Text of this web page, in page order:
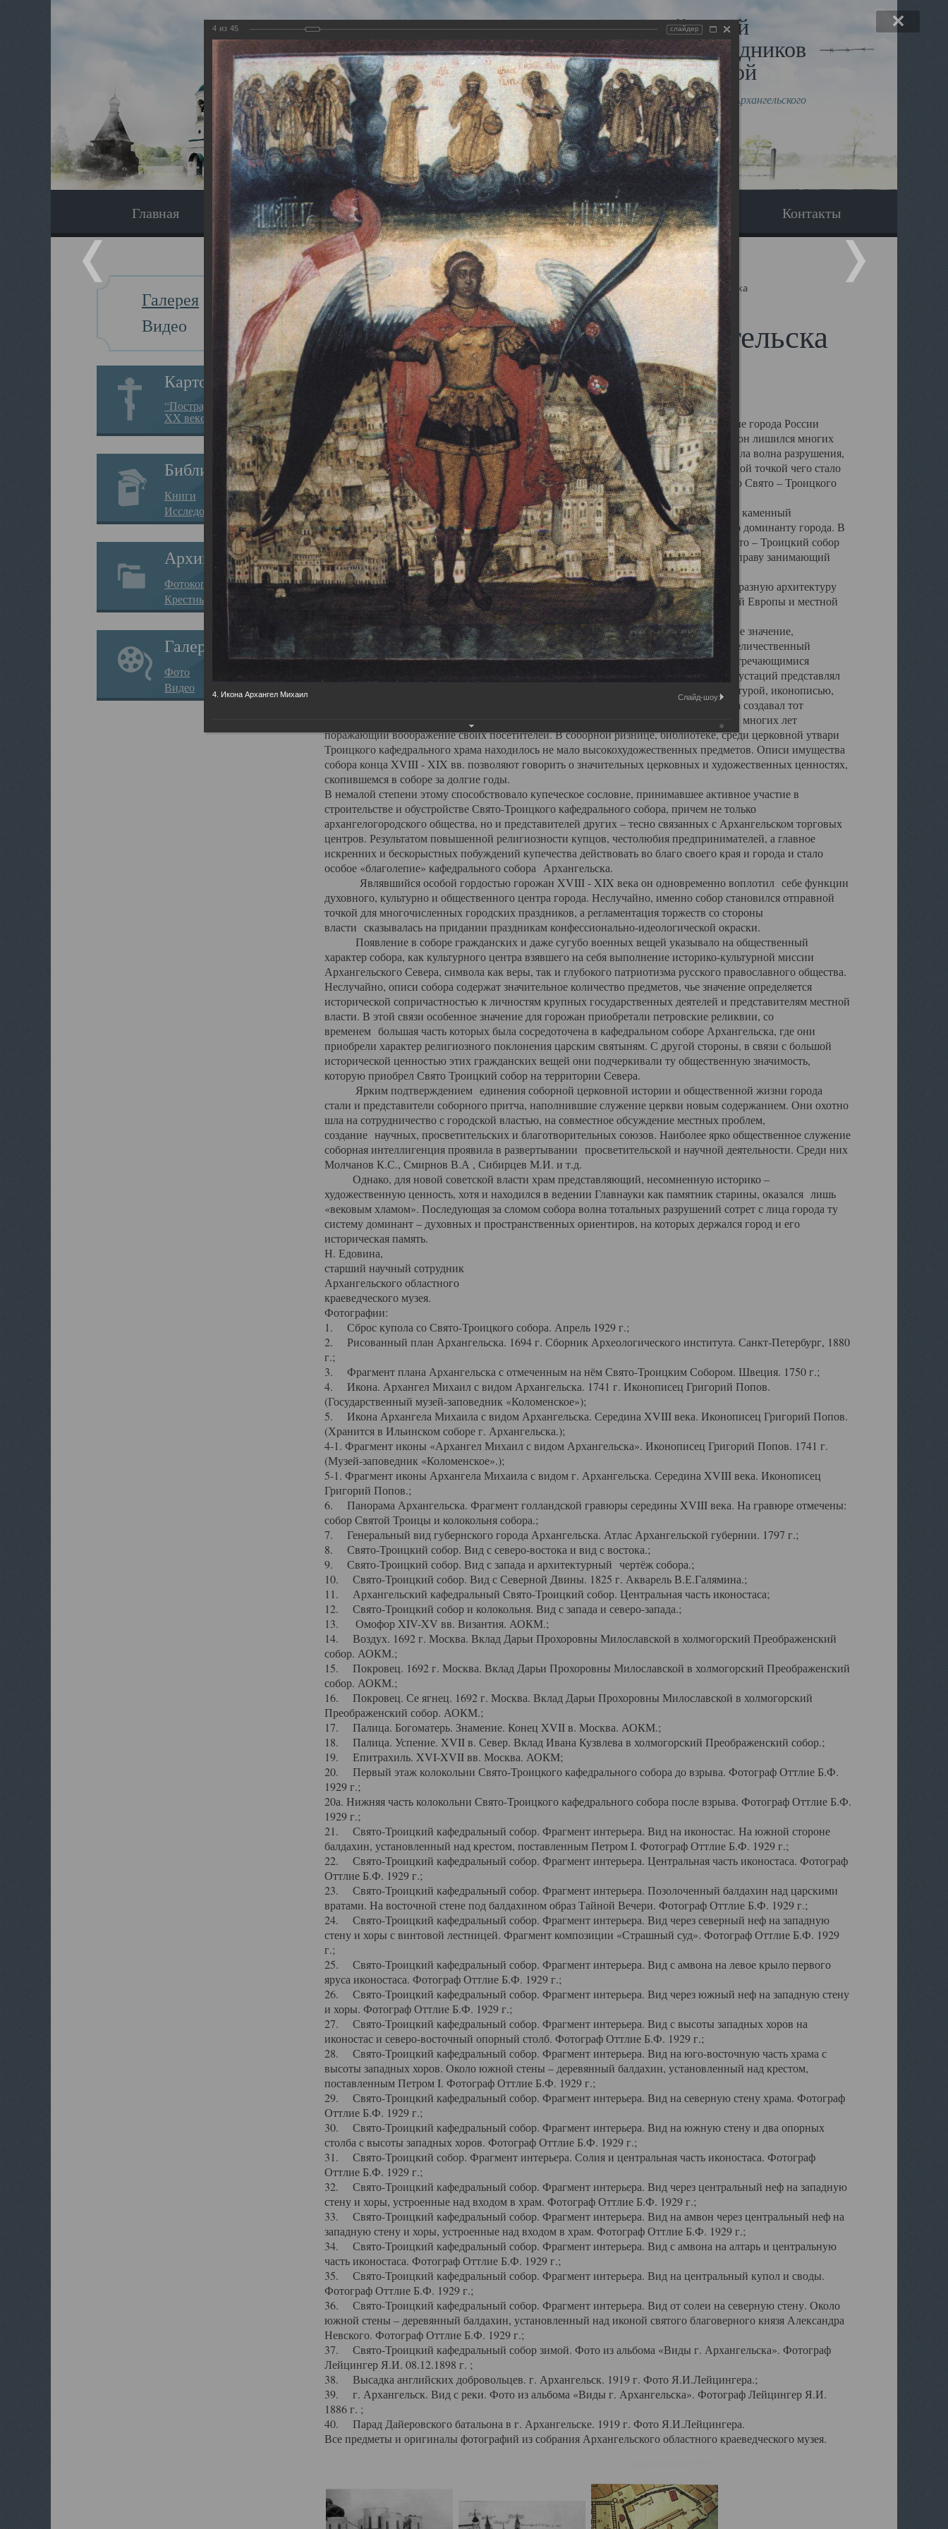
Виртуальный музей
Новомучеников и исповедников
Земли Архангельской
Сайт создан по благословлению митрополита Архангельского
и Холмогорского Даниила
Главная Экскурсия Наследники Галерея Вопрос-ответ Контакты
Галерея
Видео
Картотека
“Пострадавшие за веру в
XX веке на Севере”
Библиотека
Книги
Исследования
Архив
Фотокопии дел
Крестные ходы
Галерея
Фото
Видео
Главная Галерея Храмы-мученики Архангельска Свято-Троицкий собор Архангельска
Свято-Троицкий собор Архангельска
Свято-Троицкий собор Архангельска
23.12.2015
Сегодня мы можем говорить, что Архангельск в большей мере, чем другие губернские города России
пострадал от целенаправленных систематических разрушений, в результате которых он лишился многих
выдающихся памятников архитектуры. Больше всего по старому Архангельску ударила волна разрушения,
вызванная борьбой с религией, набравшая особую силу в конце 20 –х годов. Отправной точкой чего стало
разрушение православного центра архангельской губернии - ансамбля кафедрального Свято – Троицкого
собора Архангельска.
Возникнув в начале XVIII века в центре Архангельска, величественный каменный
двухэтажный Троицкий собор, сразу превратился в зрительную и градостроительную доминанту города. В
XVIII веке по масштабам ему не было равных на Севере. Вплоть до разрушения Свято – Троицкий собор
оставался самым высоким и значительным из городских строений Архангельска, по праву занимающий
второе место, после гостиных дворов, в градостроительной картине Архангельска.
Один из самых больших и светлых соборов России воплотил в себе яркую и своеобразную архитектуру
портового города с отраженными в ней архитектурными течениями России, Западной Европы и местной
архангелогородской школы церковного зодчества.
Масштабность, благолепие и богатство собора, вполне оправдывали его кафедральное значение,
заслуженно выделяя из многочисленных культовых построек города. Обширный и величественный
иконостас украшенный колоннами ионического стиля, с единственными нигде не встречающимися
царскими вратами, изящным фронтоном и множеством резных, символических инкрустаций представлял
собой поистине художественную ценность. В совокупности же с живописью, скульптурой, иконописью,
шитьем, многочисленными предметами церковной утвари интерьер Троицкого храма создавал тот
неповторимый красочный ансамбль декоративного убранства собора, на протяжении многих лет
поражающий воображение своих посетителей. В соборной ризнице, библиотеке, среди церковной утвари
Троицкого кафедрального храма находилось не мало высокохудожественных предметов. Описи имущества
собора конца XVIII - XIX вв. позволяют говорить о значительных церковных и художественных ценностях,
скопившемся в соборе за долгие годы.
В немалой степени этому способствовало купеческое сословие, принимавшее активное участие в
строительстве и обустройстве Свято-Троицкого кафедрального собора, причем не только
архангелогородского общества, но и представителей других – тесно связанных с Архангельском торговых
центров. Результатом повышенной религиозности купцов, честолюбия предпринимателей, а главное
искренних и бескорыстных побуждений купечества действовать во благо своего края и города и стало
особое «благолепие» кафедрального собора Архангельска.
Являвшийся особой гордостью горожан XVIII - XIX века он одновременно воплотил себе функции
духовного, культурно и общественного центра города. Неслучайно, именно собор становился отправной
точкой для многочисленных городских праздников, а регламентация торжеств со стороны
власти сказывалась на придании праздникам конфессионально-идеологической окраски.
Появление в соборе гражданских и даже сугубо военных вещей указывало на общественный
характер собора, как культурного центра взявшего на себя выполнение историко-культурной миссии
Архангельского Севера, символа как веры, так и глубокого патриотизма русского православного общества.
Неслучайно, описи собора содержат значительное количество предметов, чье значение определяется
исторической сопричастностью к личностям крупных государственных деятелей и представителям местной
власти. В этой связи особенное значение для горожан приобретали петровские реликвии, со
временем большая часть которых была сосредоточена в кафедральном соборе Архангельска, где они
приобрели характер религиозного поклонения царским святыням. С другой стороны, в связи с большой
исторической ценностью этих гражданских вещей они подчеркивали ту общественную значимость,
которую приобрел Свято Троицкий собор на территории Севера.
Ярким подтверждением единения соборной церковной истории и общественной жизни города
стали и представители соборного притча, наполнившие служение церкви новым содержанием. Они охотно
шла на сотрудничество с городской властью, на совместное обсуждение местных проблем,
создание научных, просветительских и благотворительных союзов. Наиболее ярко общественное служение
соборная интеллигенция проявила в развертывании просветительской и научной деятельности. Среди них
Молчанов К.С., Смирнов В.А , Сибирцев М.И. и т.д.
Однако, для новой советской власти храм представляющий, несомненную историко –
художественную ценность, хотя и находился в ведении Главнауки как памятник старины, оказался лишь
«вековым хламом». Последующая за сломом собора волна тотальных разрушений сотрет с лица города ту
систему доминант – духовных и пространственных ориентиров, на которых держался город и его
историческая память.
Н. Едовина,
старший научный сотрудник
Архангельского областного
краеведческого музея.
Фотографии:
1. Сброс купола со Свято-Троицкого собора. Апрель 1929 г.;
2. Рисованный план Архангельска. 1694 г. Сборник Археологического института. Санкт-Петербург, 1880
г.;
3. Фрагмент плана Архангельска с отмеченным на нём Свято-Троицким Собором. Швеция. 1750 г.;
4. Икона. Архангел Михаил с видом Архангельска. 1741 г. Иконописец Григорий Попов.
(Государственный музей-заповедник «Коломенское»);
5. Икона Архангела Михаила с видом Архангельска. Середина XVIII века. Иконописец Григорий Попов.
(Хранится в Ильинском соборе г. Архангельска.);
4-1. Фрагмент иконы «Архангел Михаил с видом Архангельска». Иконописец Григорий Попов. 1741 г.
(Музей-заповедник «Коломенское».);
5-1. Фрагмент иконы Архангела Михаила с видом г. Архангельска. Середина XVIII века. Иконописец
Григорий Попов.;
6. Панорама Архангельска. Фрагмент голландской гравюры середины XVIII века. На гравюре отмечены:
собор Святой Троицы и колокольня собора.;
7. Генеральный вид губернского города Архангельска. Атлас Архангельской губернии. 1797 г.;
8. Свято-Троицкий собор. Вид с северо-востока и вид с востока.;
9. Свято-Троицкий собор. Вид с запада и архитектурный чертёж собора.;
10. Свято-Троицкий собор. Вид с Северной Двины. 1825 г. Акварель В.Е.Галямина.;
11. Архангельский кафедральный Свято-Троицкий собор. Центральная часть иконостаса;
12. Свято-Троицкий собор и колокольня. Вид с запада и северо-запада.;
13. Омофор XIV-XV вв. Византия. АОКМ.;
14. Воздух. 1692 г. Москва. Вклад Дарьи Прохоровны Милославской в холмогорский Преображенский
собор. АОКМ.;
15. Покровец. 1692 г. Москва. Вклад Дарьи Прохоровны Милославской в холмогорский Преображенский
собор. АОКМ.;
16. Покровец. Се ягнец. 1692 г. Москва. Вклад Дарьи Прохоровны Милославской в холмогорский
Преображенский собор. АОКМ.;
17. Палица. Богоматерь. Знамение. Конец XVII в. Москва. АОКМ.;
18. Палица. Успение. XVII в. Север. Вклад Ивана Кузвлева в холмогорский Преображенский собор.;
19. Епитрахиль. XVI-XVII вв. Москва. АОКМ;
20. Первый этаж колокольни Свято-Троицкого кафедрального собора до взрыва. Фотограф Оттлие Б.Ф.
1929 г.;
20а. Нижняя часть колокольни Свято-Троицкого кафедрального собора после взрыва. Фотограф Оттлие Б.Ф.
1929 г.;
21. Свято-Троицкий кафедральный собор. Фрагмент интерьера. Вид на иконостас. На южной стороне
балдахин, установленный над крестом, поставленным Петром I. Фотограф Оттлие Б.Ф. 1929 г.;
22. Свято-Троицкий кафедральный собор. Фрагмент интерьера. Центральная часть иконостаса. Фотограф
Оттлие Б.Ф. 1929 г.;
23. Свято-Троицкий кафедральный собор. Фрагмент интерьера. Позолоченный балдахин над царскими
вратами. На восточной стене под балдахином образ Тайной Вечери. Фотограф Оттлие Б.Ф. 1929 г.;
24. Свято-Троицкий кафедральный собор. Фрагмент интерьера. Вид через северный неф на западную
стену и хоры с винтовой лестницей. Фрагмент композиции «Страшный суд». Фотограф Оттлие Б.Ф. 1929
г.;
25. Свято-Троицкий кафедральный собор. Фрагмент интерьера. Вид с амвона на левое крыло первого
яруса иконостаса. Фотограф Оттлие Б.Ф. 1929 г.;
26. Свято-Троицкий кафедральный собор. Фрагмент интерьера. Вид через южный неф на западную стену
и хоры. Фотограф Оттлие Б.Ф. 1929 г.;
27. Свято-Троицкий кафедральный собор. Фрагмент интерьера. Вид с высоты западных хоров на
иконостас и северо-восточный опорный столб. Фотограф Оттлие Б.Ф. 1929 г.;
28. Свято-Троицкий кафедральный собор. Фрагмент интерьера. Вид на юго-восточную часть храма с
высоты западных хоров. Около южной стены – деревянный балдахин, установленный над крестом,
поставленным Петром I. Фотограф Оттлие Б.Ф. 1929 г.;
29. Свято-Троицкий кафедральный собор. Фрагмент интерьера. Вид на северную стену храма. Фотограф
Оттлие Б.Ф. 1929 г.;
30. Свято-Троицкий кафедральный собор. Фрагмент интерьера. Вид на южную стену и два опорных
столба с высоты западных хоров. Фотограф Оттлие Б.Ф. 1929 г.;
31. Свято-Троицкий собор. Фрагмент интерьера. Солия и центральная часть иконостаса. Фотограф
Оттлие Б.Ф. 1929 г.;
32. Свято-Троицкий кафедральный собор. Фрагмент интерьера. Вид через центральный неф на западную
стену и хоры, устроенные над входом в храм. Фотограф Оттлие Б.Ф. 1929 г.;
33. Свято-Троицкий кафедральный собор. Фрагмент интерьера. Вид на амвон через центральный неф на
западную стену и хоры, устроенные над входом в храм. Фотограф Оттлие Б.Ф. 1929 г.;
34. Свято-Троицкий кафедральный собор. Фрагмент интерьера. Вид с амвона на алтарь и центральную
часть иконостаса. Фотограф Оттлие Б.Ф. 1929 г.;
35. Свято-Троицкий кафедральный собор. Фрагмент интерьера. Вид на центральный купол и своды.
Фотограф Оттлие Б.Ф. 1929 г.;
36. Свято-Троицкий кафедральный собор. Фрагмент интерьера. Вид от солеи на северную стену. Около
южной стены – деревянный балдахин, установленный над иконой святого благоверного князя Александра
Невского. Фотограф Оттлие Б.Ф. 1929 г.;
37. Свято-Троицкий кафедральный собор зимой. Фото из альбома «Виды г. Архангельска». Фотограф
Лейцингер Я.И. 08.12.1898 г. ;
38. Высадка английских добровольцев. г. Архангельск. 1919 г. Фото Я.И.Лейцингера.;
39. г. Архангельск. Вид с реки. Фото из альбома «Виды г. Архангельска». Фотограф Лейцингер Я.И.
1886 г. ;
40. Парад Дайеровского батальона в г. Архангельске. 1919 г. Фото Я.И.Лейцингера.
Все предметы и оригиналы фотографий из собрания Архангельского областного краеведческого музея.
4 из 45 слайдер
4. Икона Архангел Михаил Слайд-шоу: